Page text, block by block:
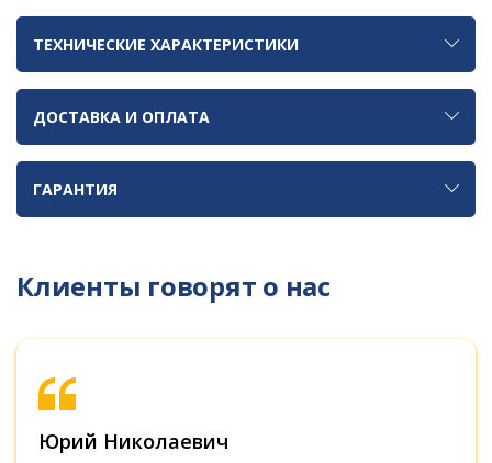
ТЕХНИЧЕСКИЕ ХАРАКТЕРИСТИКИ
ДОСТАВКА И ОПЛАТА
ГАРАНТИЯ
Клиенты говорят о нас
Юрий Николаевич